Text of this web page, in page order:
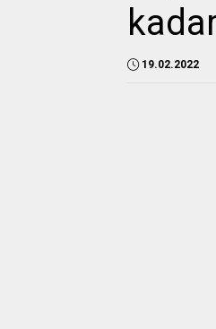
19.02.2022